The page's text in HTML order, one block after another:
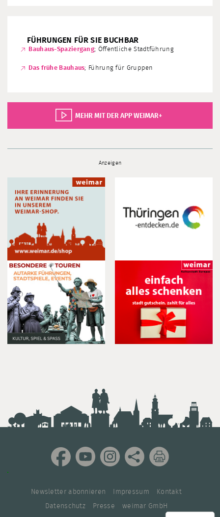
FÜHRUNGEN FÜR SIE BUCHBAR
Bauhaus-Spaziergang; Öffentliche Stadtführung
Das frühe Bauhaus; Führung für Gruppen
MEHR MIT DER APP WEIMAR+
Anzeigen
Newsletter abonnieren Impressum Kontakt
Datenschutz Presse weimar GmbH